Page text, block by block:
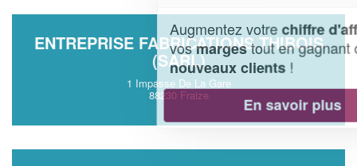
ENTREPRISE FABRICATIONS THIBOIS
(SARL)
1 Impasse De La Gare
88230 Fraize
Augmentez votrechiffre d'affaireset
vosmargestout en gagnant de
nouveaux clients!
En savoir plus